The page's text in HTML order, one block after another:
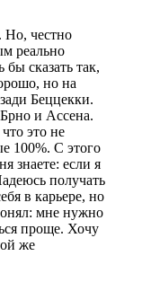
Но, честно
реально
бы сказать так,
но на
Беццекки.
и Ассена.
это не
100%. С этого
знаете: если я
получать
в карьере, но
мне нужно
проще. Хочу
же